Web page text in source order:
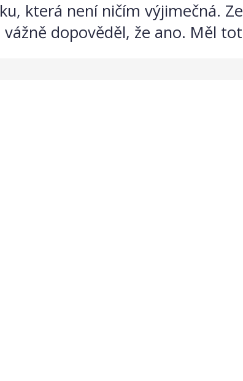
která není ničím výjimečná.
vážně dopověděl, že ano. Měl